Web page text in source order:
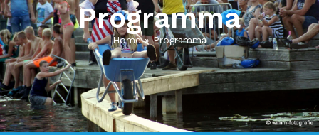
Programma
Home»Programma